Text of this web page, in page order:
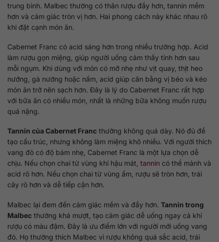
trung bình. Malbec thường có thân rượu đầy hơn, tannin mềm
hơn và cảm giác tròn vị hơn. Hai phong cách này khác nhau rõ
khi đặt cạnh món ăn.
Cabernet Franc có acid sáng hơn trong nhiều trường hợp. Acid
làm rượu gọn miệng, giúp người uống cảm thấy tỉnh hơn sau
mỗi ngụm. Khi dùng với món có mỡ nhẹ như vịt quay, thịt heo
nướng, gà nướng hoặc nấm, acid giúp cân bằng vị béo và kéo
món ăn trở nên sạch hơn. Đây là lý do Cabernet Franc rất hợp
với bữa ăn có nhiều món, nhất là những bữa không muốn rượu
quá nặng.
Tannin của Cabernet Franc thường không quá dày. Nó đủ để
tạo cấu trúc, nhưng không làm miệng khô nhiều. Với người thích
vang đỏ có độ bám nhẹ, Cabernet Franc là một lựa chọn dễ
chịu. Nếu chọn chai từ vùng khí hậu mát, tannin có thể mảnh và
acid rõ hơn. Nếu chọn chai từ vùng ấm, rượu sẽ tròn hơn, trái
cây rõ hơn và dễ tiếp cận hơn.
Malbec lại đem đến cảm giác mềm và đầy hơn. Tannin trong
Malbec thường khá mượt, tạo cảm giác dễ uống ngay cả khi
rượu có màu đậm. Đây là ưu điểm lớn với người mới uống vang
đỏ. Họ thường thích Malbec vì rượu không quá sắc acid, trái